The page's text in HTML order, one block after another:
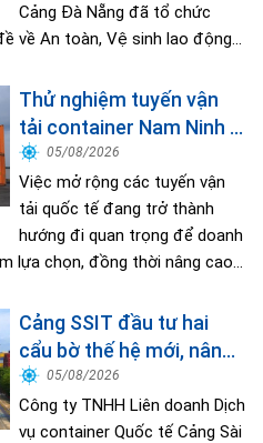
Cảng Đà Nẵng đã tổ chức
về An toàn, Vệ sinh lao động...
Thử nghiệm tuyến vận
tải container Nam Ninh –
Cần Thơ, mở thêm
hướng kết nối logistics
cho ĐBSCL
05/08/2026
Việc mở rộng các tuyến vận
tải quốc tế đang trở thành
hướng đi quan trọng để doanh
lựa chọn, đồng thời nâng cao...
Cảng SSIT đầu tư hai
cẩu bờ thế hệ mới, nâng
cao năng lực khai thác
cảng
05/08/2026
Công ty TNHH Liên doanh Dịch
vụ container Quốc tế Cảng Sài